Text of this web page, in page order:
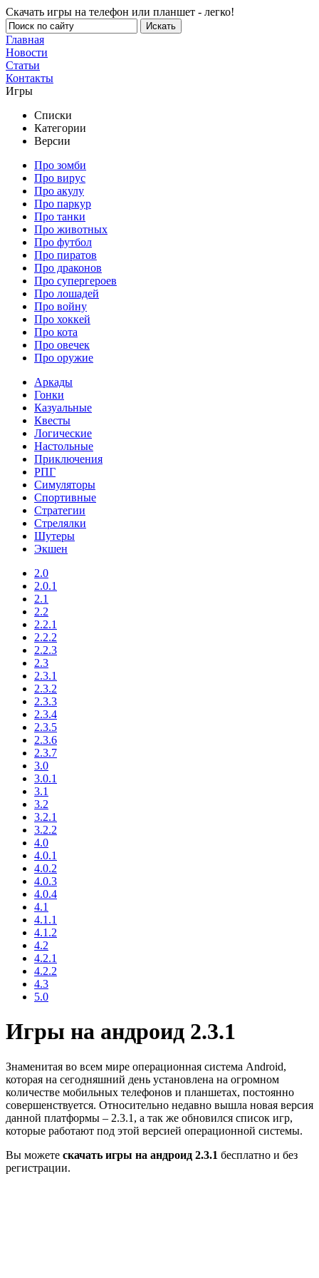
Скачать игры на телефон или планшет - легко!
Главная
Новости
Статьи
Контакты
Игры
Списки
Категории
Версии
Про зомби
Про вирус
Про акулу
Про паркур
Про танки
Про животных
Про футбол
Про пиратов
Про драконов
Про супергероев
Про лошадей
Про войну
Про хоккей
Про кота
Про овечек
Про оружие
Аркады
Гонки
Казуальные
Квесты
Логические
Настольные
Приключения
РПГ
Симуляторы
Спортивные
Стратегии
Стрелялки
Шутеры
Экшен
2.0
2.0.1
2.1
2.2
2.2.1
2.2.2
2.2.3
2.3
2.3.1
2.3.2
2.3.3
2.3.4
2.3.5
2.3.6
2.3.7
3.0
3.0.1
3.1
3.2
3.2.1
3.2.2
4.0
4.0.1
4.0.2
4.0.3
4.0.4
4.1
4.1.1
4.1.2
4.2
4.2.1
4.2.2
4.3
5.0
Игры на андроид 2.3.1
Знаменитая во всем мире операционная система Android,
которая на сегодняшний день установлена на огромном
количестве мобильных телефонов и планшетах, постоянно
совершенствуется. Относительно недавно вышла новая версия
данной платформы – 2.3.1, а так же обновился список игр,
которые работают под этой версией операционной системы.
Вы можете скачать игры на андроид 2.3.1 бесплатно и без
регистрации.